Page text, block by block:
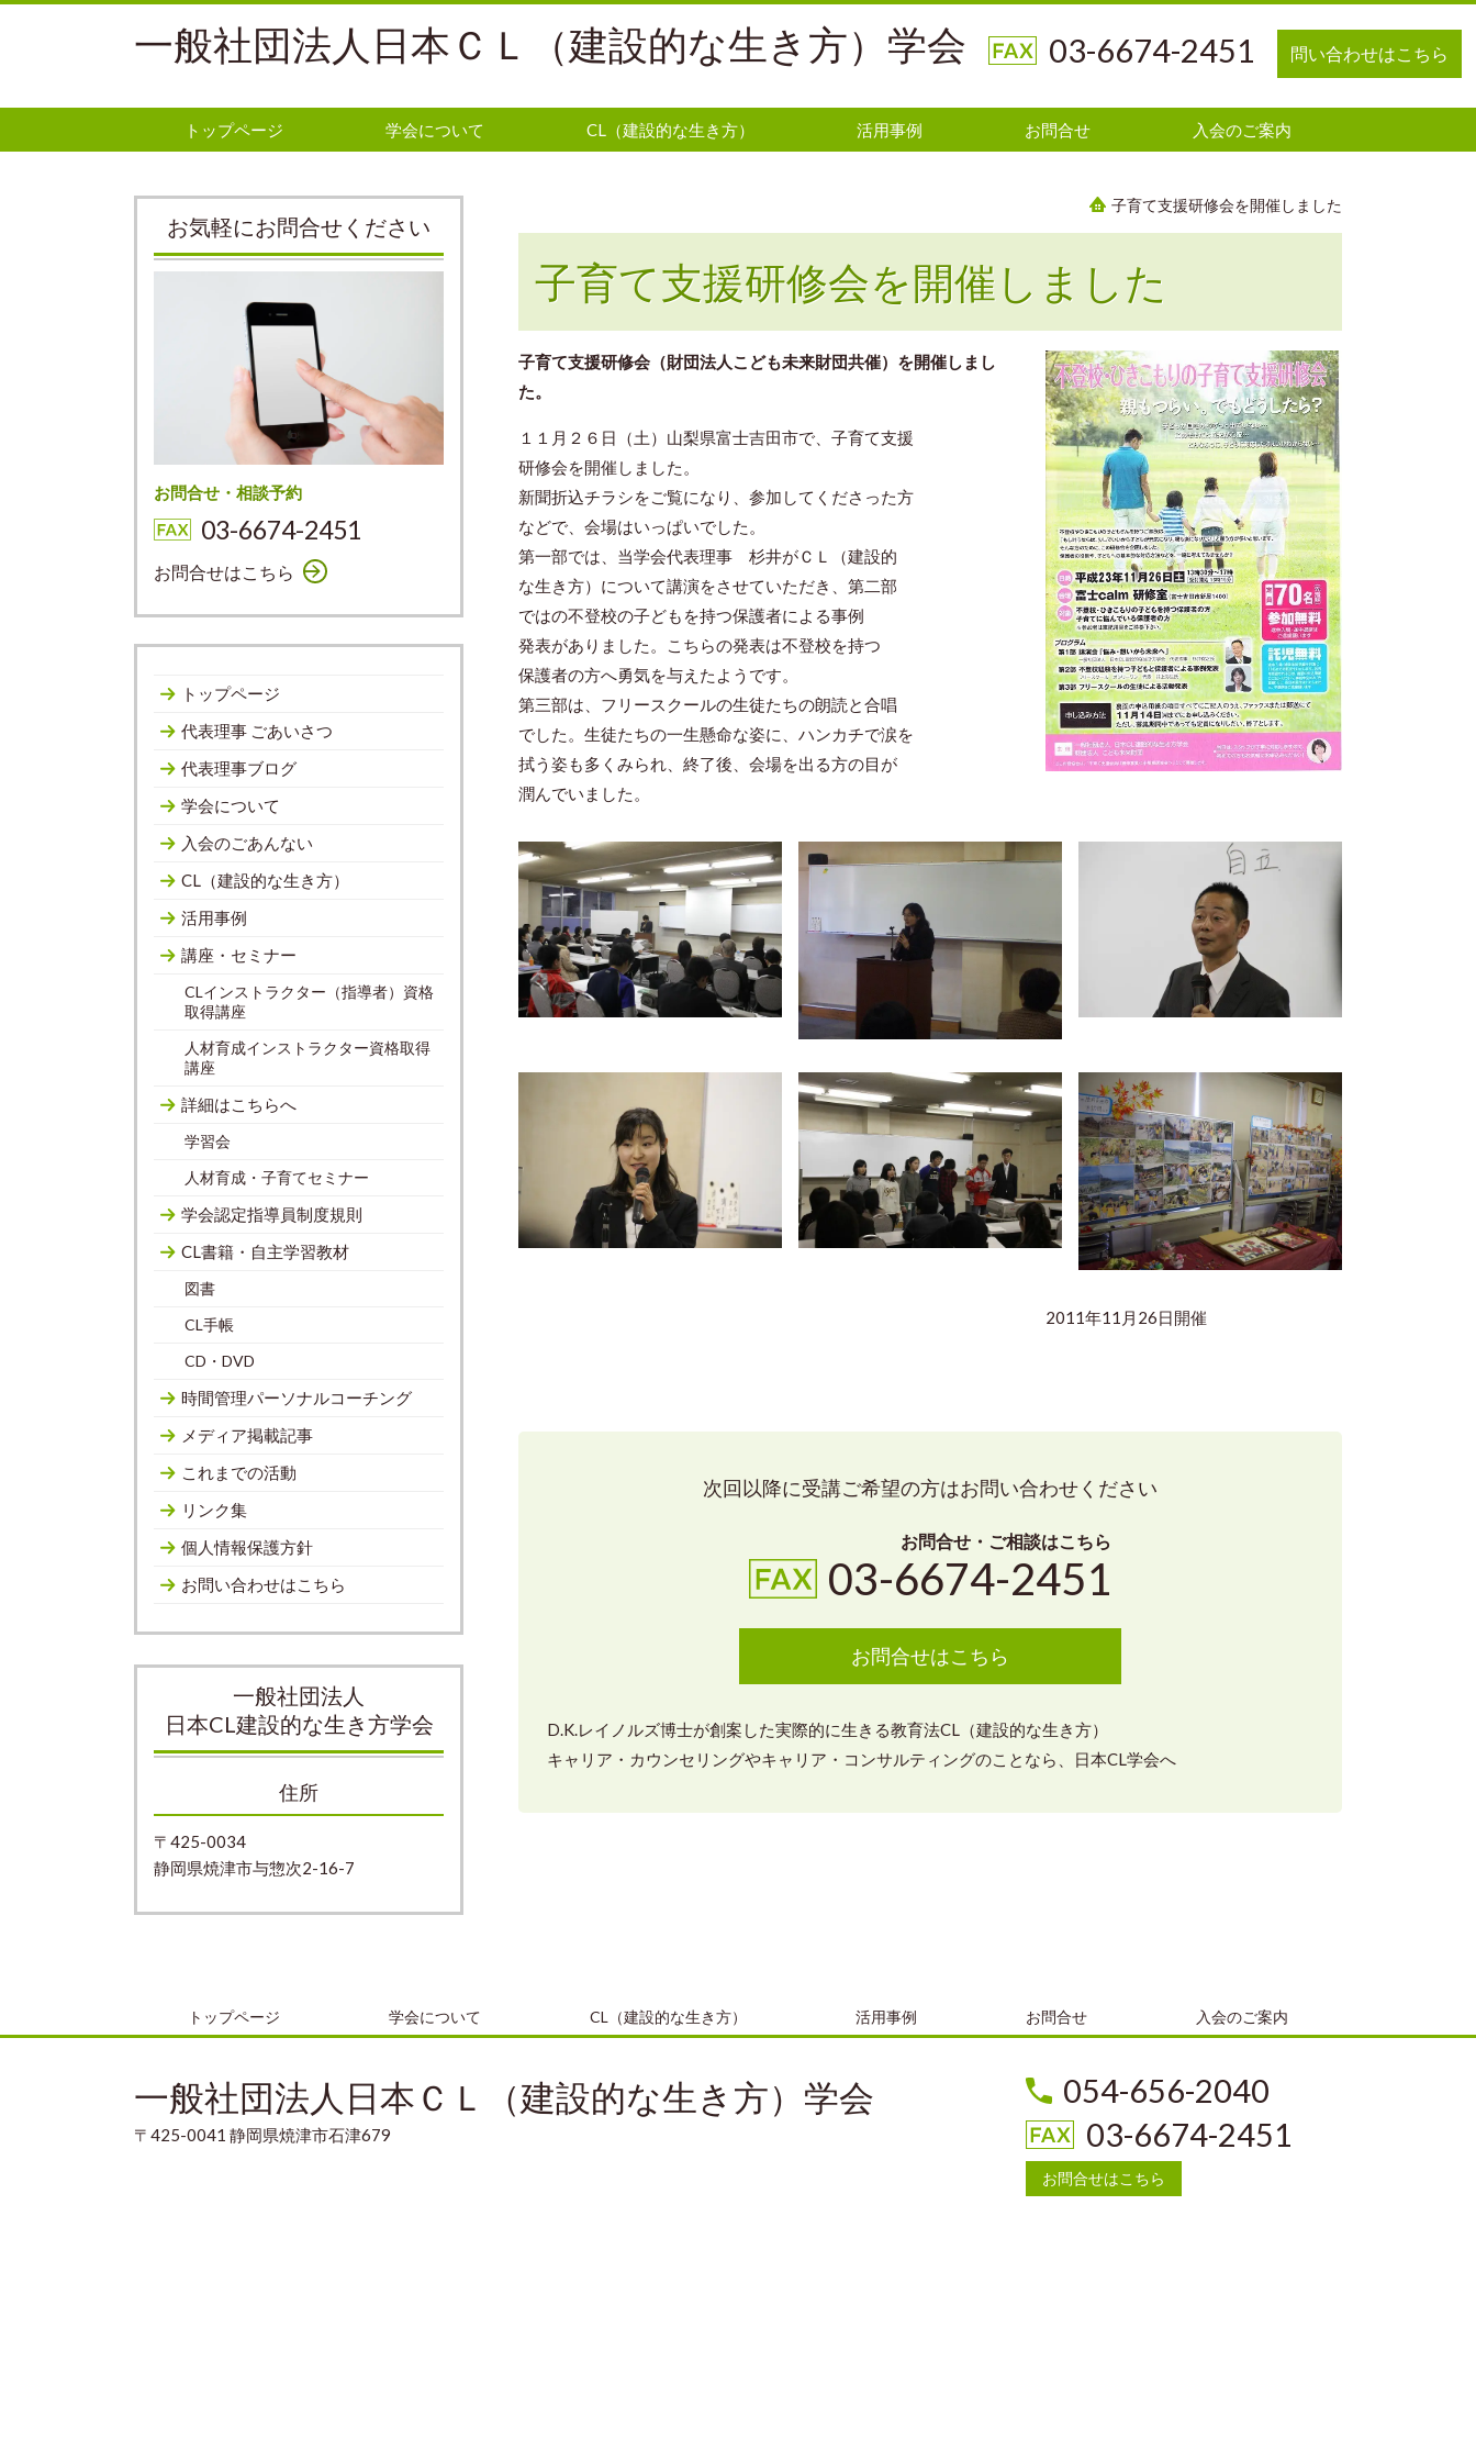
一般社団法人日本ＣＬ（建設的な生き方）学会 03-6674-2451 問い合わせはこちら
トップページ 学会について CL（建設的な生き方） 活用事例 お問合せ 入会のご案内
子育て支援研修会を開催しました
子育て支援研修会を開催しました
子育て支援研修会（財団法人こども未来財団共催）を開催しまし
た。
１１月２６日（土）山梨県富士吉田市で、子育て支援
研修会を開催しました。
新聞折込チラシをご覧になり、参加してくださった方
などで、会場はいっぱいでした。
第一部では、当学会代表理事 杉井がＣＬ（建設的
な生き方）について講演をさせていただき、第二部
ではの不登校の子どもを持つ保護者による事例
発表がありました。こちらの発表は不登校を持つ
保護者の方へ勇気を与えたようです。
第三部は、フリースクールの生徒たちの朗読と合唱
でした。生徒たちの一生懸命な姿に、ハンカチで涙を
拭う姿も多くみられ、終了後、会場を出る方の目が
潤んでいました。
2011年11月26日開催
次回以降に受講ご希望の方はお問い合わせください
お問合せ・ご相談はこちら
03-6674-2451
お問合せはこちら
D.K.レイノルズ博士が創案した実際的に生きる教育法CL（建設的な生き方）
キャリア・カウンセリングやキャリア・コンサルティングのことなら、日本CL学会へ
お気軽にお問合せください
お問合せ・相談予約
03-6674-2451
お問合せはこちら
トップページ
代表理事 ごあいさつ
代表理事ブログ
学会について
入会のごあんない
CL（建設的な生き方）
活用事例
講座・セミナー
CLインストラクター（指導者）資格
取得講座
人材育成インストラクター資格取得
講座
詳細はこちらへ
学習会
人材育成・子育てセミナー
学会認定指導員制度規則
CL書籍・自主学習教材
図書
CL手帳
CD・DVD
時間管理パーソナルコーチング
メディア掲載記事
これまでの活動
リンク集
個人情報保護方針
お問い合わせはこちら
一般社団法人
日本CL建設的な生き方学会
住所
〒425-0034
静岡県焼津市与惣次2-16-7
トップページ 学会について CL（建設的な生き方） 活用事例 お問合せ 入会のご案内
一般社団法人日本ＣＬ（建設的な生き方）学会
〒425-0041 静岡県焼津市石津679
054-656-2040
03-6674-2451
お問合せはこちら